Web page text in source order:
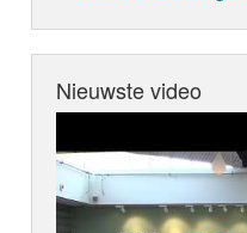
Nieuwste video